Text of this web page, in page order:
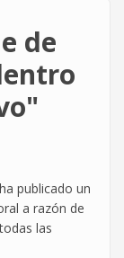
de
ha publicado un
a razón de
las